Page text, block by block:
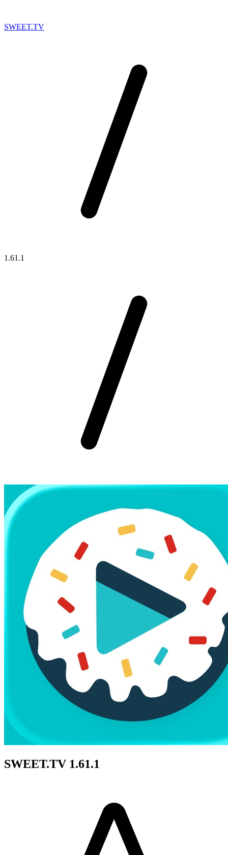
SWEET.TV
1.61.1
SWEET.TV 1.61.1